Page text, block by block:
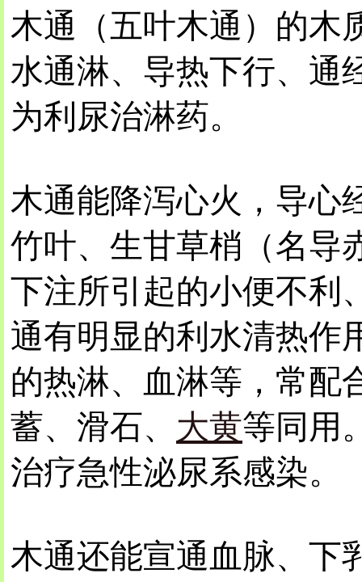
木通（五叶木通）的木
水通淋、导热下行、通
为利尿治淋药。
木通能降泻心火，导心
竹叶、生甘草梢（名导
下注所引起的小便不利
通有明显的利水清热作
的热淋、血淋等，常配
蓄、滑石、 大黄等同用
治疗急性泌尿系感染。
木通还能宣通血脉、下